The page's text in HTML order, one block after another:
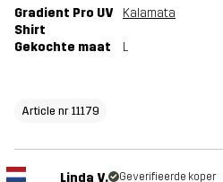
Gradient Pro UV
Shirt
Kalamata
Gekochte maat L
Article nr 11179
Linda V. Geverifieerde koper